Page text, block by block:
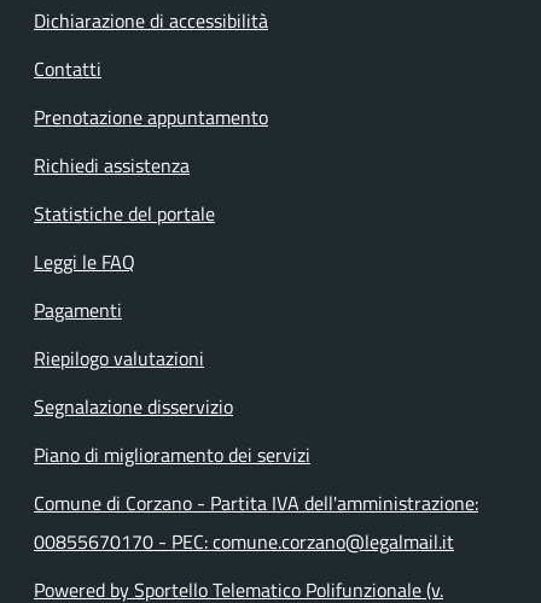
Dichiarazione di accessibilità
Contatti
Prenotazione appuntamento
Richiedi assistenza
Statistiche del portale
Leggi le FAQ
Pagamenti
Riepilogo valutazioni
Segnalazione disservizio
Piano di miglioramento dei servizi
Comune di Corzano - Partita IVA dell'amministrazione:
00855670170 - PEC: comune.corzano@legalmail.it
Powered by Sportello Telematico Polifunzionale (v.